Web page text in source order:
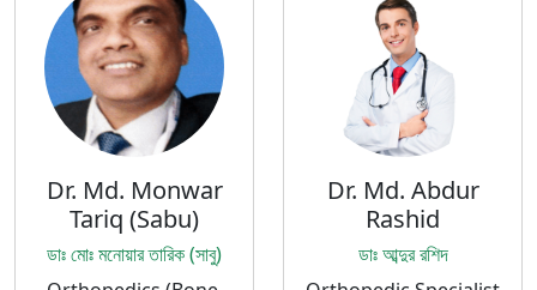
Dr. Md. Monwar
Tariq (Sabu)
ডাঃ মোঃ মনোয়ার তারিক (সাবু)
Dr. Md. Abdur
Rashid
ডাঃ আব্দুর রশিদ